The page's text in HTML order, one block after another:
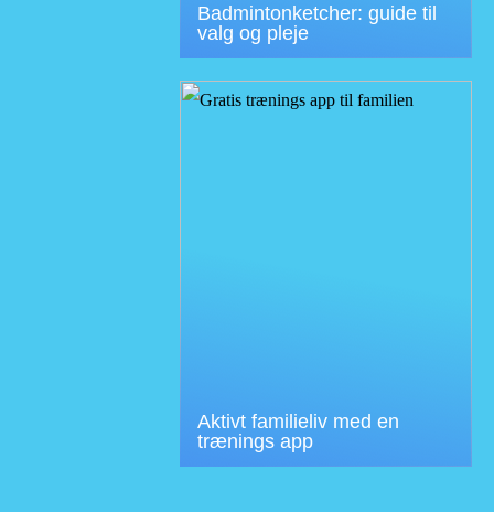
Badmintonketcher: guide til
valg og pleje
Aktivt familieliv med en
trænings app